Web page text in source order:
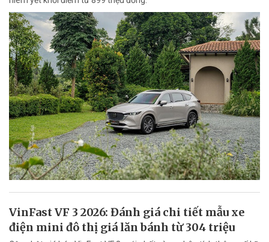
VinFast VF 3 2026: Đánh giá chi tiết mẫu xe
điện mini đô thị giá lăn bánh từ 304 triệu